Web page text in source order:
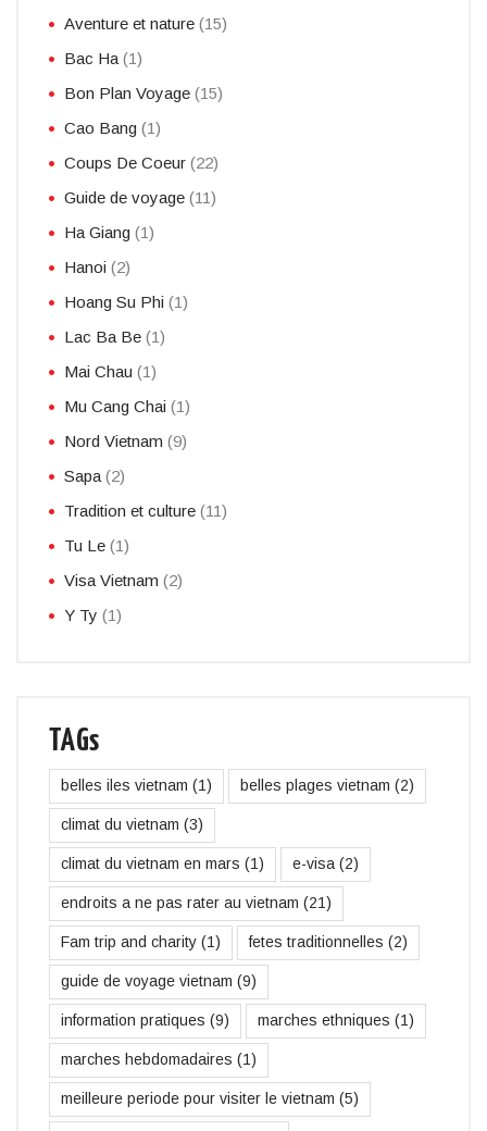
Aventure et nature (15)
Bac Ha (1)
Bon Plan Voyage (15)
Cao Bang (1)
Coups De Coeur (22)
Guide de voyage (11)
Ha Giang (1)
Hanoi (2)
Hoang Su Phi (1)
Lac Ba Be (1)
Mai Chau (1)
Mu Cang Chai (1)
Nord Vietnam (9)
Sapa (2)
Tradition et culture (11)
Tu Le (1)
Visa Vietnam (2)
Y Ty (1)
TAGs
belles iles vietnam (1) belles plages vietnam (2)
climat du vietnam (3)
climat du vietnam en mars (1) e-visa(2)
endroits a ne pas rater au vietnam (21)
Fam trip and charity (1) fetes traditionnelles (2)
guide de voyage vietnam (9)
information pratiques (9) marches ethniques (1)
marches hebdomadaires (1)
meilleure periode pour visiter le vietnam (5)